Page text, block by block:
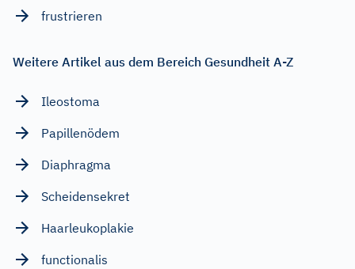
frustrieren
Weitere Artikel aus dem Bereich Gesundheit A-Z
Ileostoma
Papillenödem
Diaphragma
Scheidensekret
Haarleukoplakie
functionalis